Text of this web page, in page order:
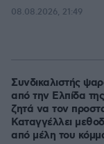
08.08.2026, 21:49
Συνδικαλιστής
από την Ελπίδα
ζητά να τον
Καταγγέλλει
από μέλη του